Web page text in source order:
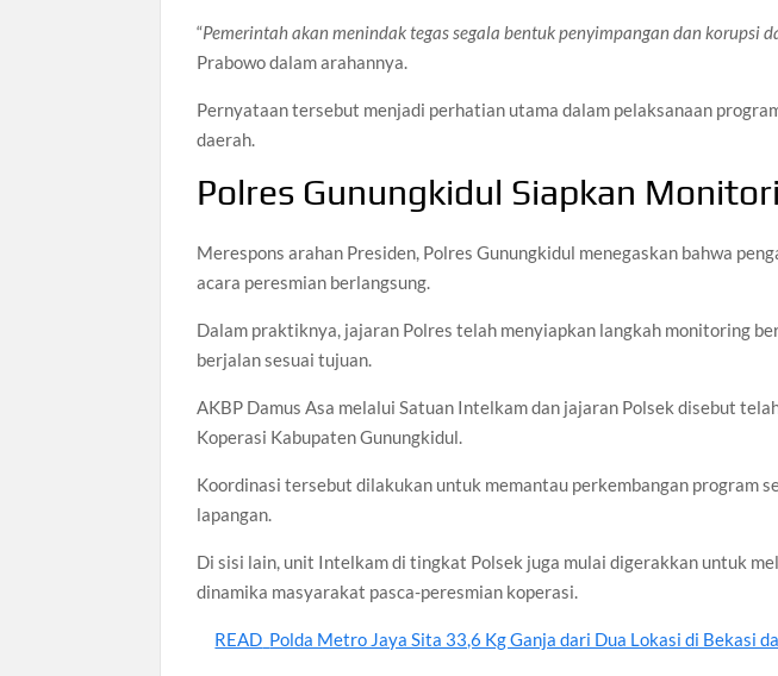
“Pemerintah akan menindak tegas segala bentuk penyimpangan dan korupsi
Prabowo dalam arahannya.
Pernyataan tersebut menjadi perhatian utama dalam pelaksanaan
daerah.
Polres Gunungkidul Siapkan
Merespons arahan Presiden, Polres Gunungkidul menegaskan bahwa
acara peresmian berlangsung.
Dalam praktiknya, jajaran Polres telah menyiapkan langkah monitoring
berjalan sesuai tujuan.
AKBP Damus Asa melalui Satuan Intelkam dan jajaran Polsek disebut
Koperasi Kabupaten Gunungkidul.
Koordinasi tersebut dilakukan untuk memantau perkembangan program
lapangan.
Di sisi lain, unit Intelkam di tingkat Polsek juga mulai digerakkan untuk
dinamika masyarakat pasca-peresmian koperasi.
READ Polda Metro Jaya Sita 33,6 Kg Ganja dari Dua Lokasi di Bekasi